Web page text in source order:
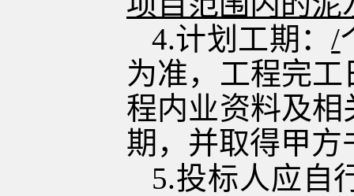
4.计划工期：/
为准， 工程完工
程内业资料及
期，并取得甲方
5.投标人应自